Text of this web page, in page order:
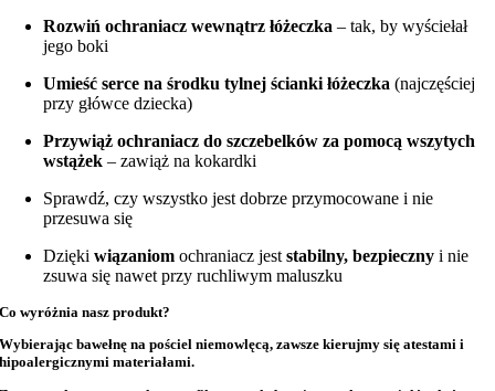
Rozwiń ochraniacz wewnątrz łóżeczka – tak, by wyściełał
jego boki
Umieść serce na środku tylnej ścianki łóżeczka (najczęściej
przy główce dziecka)
Przywiąż ochraniacz do szczebelków za pomocą wszytych
wstążek – zawiąż na kokardki
Sprawdź, czy wszystko jest dobrze przymocowane i nie
przesuwa się
Dziękiwiązaniom ochraniacz jeststabilny, bezpieczny i nie
zsuwa się nawet przy ruchliwym maluszku
Co wyróżnia nasz produkt?
Wybierając bawełnę napościel niemowlęcą, zawsze kierujmy się atestami i
hipoalergicznymi materiałami.